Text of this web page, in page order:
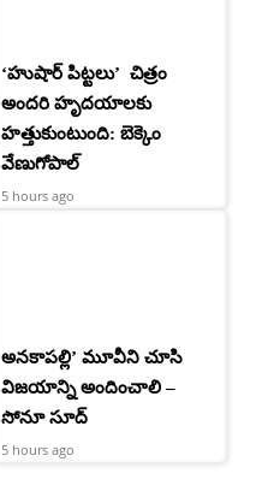
‘హుషార్‌ పిట్టలు’ చిత్రం
అందరి హృదయాలకు
హత్తుకుంటుంది: బెక్కెం
వేణుగోపాల్‌
5 hours ago
అనకాపల్లి’ మూవీని చూసి
విజయాన్ని అందించాలి –
సోనూ సూద్
5 hours ago